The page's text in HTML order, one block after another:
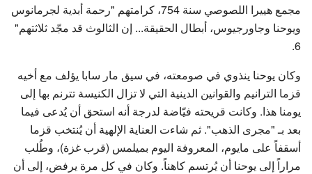
مجمع هييرا اللصوصي سنة 754، كرامتهم "رحمة أبدية لجرمانوس
ويوحنا وجاورجيوس، أبطال الحقيقة... إن الثالوث قد مجّد ثلاثتهم"
6.
وكان يوحنا ينذوي في صومعته، في سيق مار سابا يؤلف مع أخيه
قزما الترانيم والقوانين الدينية التي لا تزال الكنيسة تترنم بها إلى
يومنا هذا. وكانت قريحته فيّاضة لدرجة أنه استحق أن يُدعى فيما
بعد بـ "مجرى الذهب". ثم شاءت العناية الإلهية أن يُنتخب قزما
أسقفاً على مايوم، المعروفة اليوم بميلمس (قرب غزة)، وطُلب
مراراً إلى يوحنا أن يُرتسم كاهناً. وكان في كل مرة يرفض، إلى أن